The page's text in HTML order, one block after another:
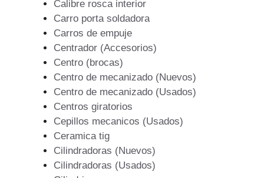
Calibre rosca interior
Carro porta soldadora
Carros de empuje
Centrador (Accesorios)
Centro (brocas)
Centro de mecanizado (Nuevos)
Centro de mecanizado (Usados)
Centros giratorios
Cepillos mecanicos (Usados)
Ceramica tig
Cilindradoras (Nuevos)
Cilindradoras (Usados)